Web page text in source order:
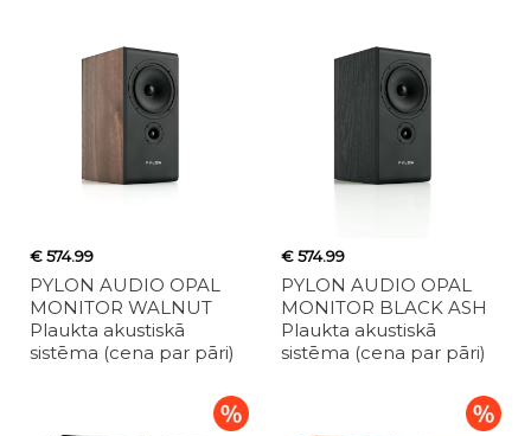
€ 574.99
PYLON AUDIO OPAL
MONITOR WALNUT
Plaukta akustiskā
sistēma (cena par pāri)
€ 574.99
PYLON AUDIO OPAL
MONITOR BLACK ASH
Plaukta akustiskā
sistēma (cena par pāri)